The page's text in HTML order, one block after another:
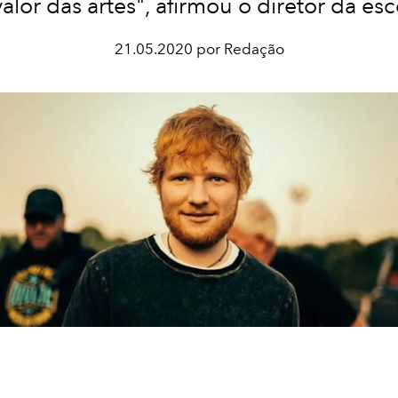
das artes", afirmou o diretor da
21.05.2020 por Redação